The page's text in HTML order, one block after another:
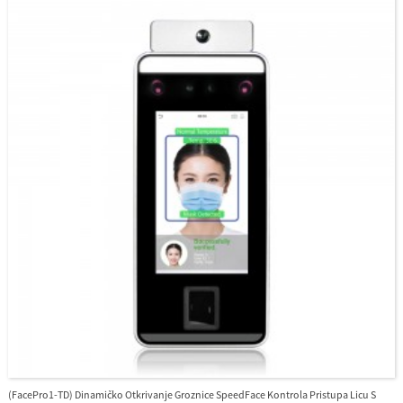
(FacePro1-TD) Dinamičko Otkrivanje Groznice SpeedFace Kontrola Pristupa Licu S